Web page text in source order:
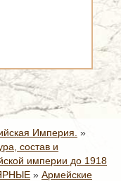
Империя. »
состав и
империи до 1918
» Армейские